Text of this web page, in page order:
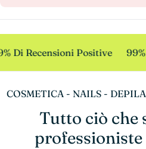
Di Recensioni Positive
COSMETICA - NAILS -
Tutto ciò che
professioniste